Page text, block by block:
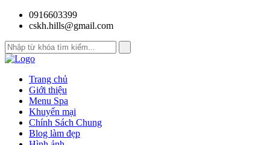
0916603399
cskh.hills@gmail.com
Trang chủ
Giới thiệu
Menu Spa
Khuyến mại
Chính Sách Chung
Blog làm đẹp